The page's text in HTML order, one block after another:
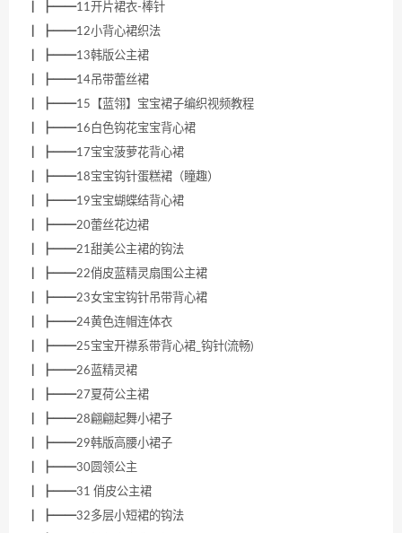
┃ ┣━━11开片裙衣-棒针
┃ ┣━━12小背心裙织法
┃ ┣━━13韩版公主裙
┃ ┣━━14吊带蕾丝裙
┃ ┣━━15【蓝翎】宝宝裙子编织视频教程
┃ ┣━━16白色钩花宝宝背心裙
┃ ┣━━17宝宝菠萝花背心裙
┃ ┣━━18宝宝钩针蛋糕裙（瞳趣）
┃ ┣━━19宝宝蝴蝶结背心裙
┃ ┣━━20蕾丝花边裙
┃ ┣━━21甜美公主裙的钩法
┃ ┣━━22俏皮蓝精灵扇围公主裙
┃ ┣━━23女宝宝钩针吊带背心裙
┃ ┣━━24黄色连帽连体衣
┃ ┣━━25宝宝开襟系带背心裙_钩针(流畅)
┃ ┣━━26蓝精灵裙
┃ ┣━━27夏荷公主裙
┃ ┣━━28翩翩起舞小裙子
┃ ┣━━29韩版高腰小裙子
┃ ┣━━30圆领公主
┃ ┣━━31 俏皮公主裙
┃ ┣━━32多层小短裙的钩法